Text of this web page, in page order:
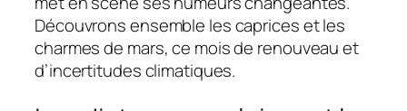
Découvrons ensemble les caprices et les
charmes de mars, ce mois de renouveau et
d’incertitudes climatiques.